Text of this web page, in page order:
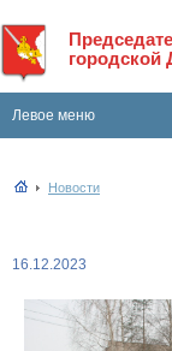
городской
Левое меню
Новости
16.12.2023